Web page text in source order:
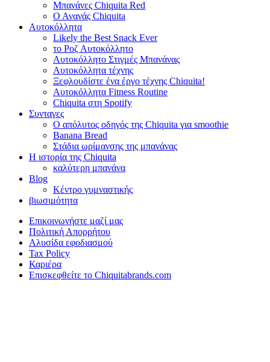
Μπανάνες Chiquita Red
Ο Ανανάς Chiquita
Αυτοκόλλητα
Likely the Best Snack Ever
το Ροζ Αυτοκόλλητο
Αυτοκόλλητο Στιγμές Μπανάνας
Αυτοκόλλητα τέχνης
Ξεφλουδίστε ένα έργο τέχνης Chiquita!
Αυτοκόλλητα Fitness Routine
Chiquita στη Spotify
Συνταγες
Ο απόλυτος οδηγός της Chiquita για smoothie
Banana Bread
Στάδια ωρίμανσης της μπανάνας
Η ιστορία της Chiquita
καλύτερη μπανάνα
Blog
Κέντρο γυμναστικής
βιωσιμότητα
Επικοινωνήστε μαζί μας
Πολιτική Απορρήτου
Αλυσίδα εφοδιασμού
Tax Policy
Καριέρα
Επισκεφθείτε το Chiquitabrands.com